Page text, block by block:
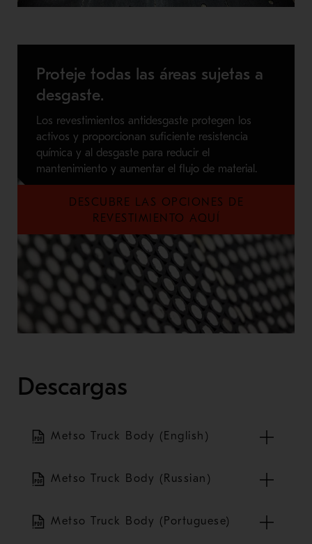
Proteje todas las áreas sujetas a
desgaste.
Los revestimientos antidesgaste protegen los
activos y proporcionan suficiente resistencia
química y al desgaste para reducir el
mantenimiento y aumentar el flujo de material.
DESCUBRE LAS OPCIONES DE
REVESTIMIENTO AQUÍ
Descargas
Metso Truck Body (English)
Metso Truck Body (Russian)
Metso Truck Body (Portuguese)